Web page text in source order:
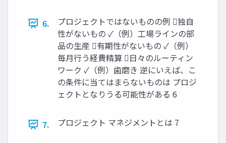
6.
プロジェクトではないものの例 独自
性がないもの ✓（例）工場ラインの部
品の生産 有期性がないもの ✓（例）
毎月行う経費精算 日々のルーティン
ワーク ✓（例）歯磨き 逆にいえば、こ
の条件に当てはまらないものは プロジ
ェクトとなりうる可能性がある 6
7. プロジェクト マネジメントとは 7